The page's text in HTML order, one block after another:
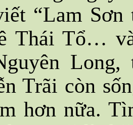
“Lam
Thái Tổ…
Trãi còn
hơn nữa.